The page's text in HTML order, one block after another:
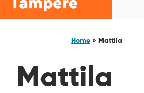
Home» Mattila
Mattila